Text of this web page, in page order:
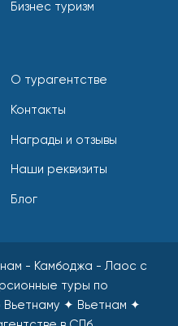
Бизнес туризм
О турагентстве
Контакты
Награды и отзывы
Наши реквизиты
Блог
- Камбоджа - Лаос с
туры по
✦ Вьетнам ✦